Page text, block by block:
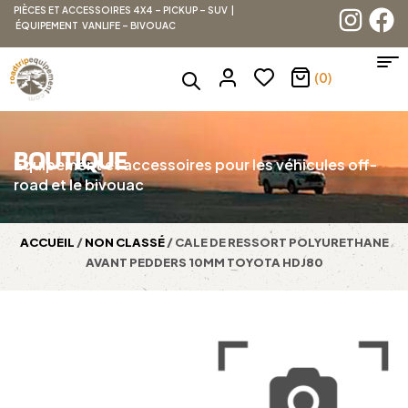
PIÈCES ET ACCESSOIRES 4X4 – PICKUP – SUV |
ÉQUIPEMENT VANLIFE – BIVOUAC
(0)
BOUTIQUE
Équipement et accessoires pour les véhicules off-
road et le bivouac
ACCUEIL /NON CLASSÉ/ CALE DE RESSORT POLYURETHANE
AVANT PEDDERS 10MM TOYOTA HDJ80